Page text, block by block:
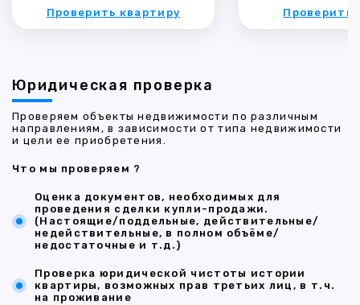
Проверить квартиру Проверить
Юридическая проверка
Проверяем объекты недвижимости по различным
направлениям, в зависимости от типа недвижимости
и цели ее приобретения.
Что мы проверяем ?
Оценка документов, необходимых для
проведения сделки купли-продажи.
(Настоящие/поддельные, действительные/
недействительные, в полном объёме/
недостаточные и т.д.)
Проверка юридической чистоты истории
квартиры, возможных прав третьих лиц, в т.ч.
на проживание